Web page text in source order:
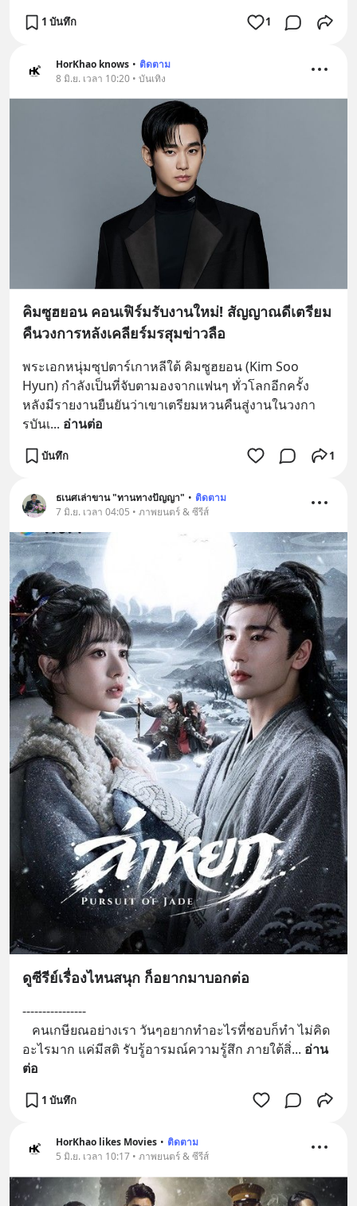
1 บันทึก 1
HorKhao knows • ติดตาม
8 มิ.ย. เวลา 10:20 • บันเทิง
คิมซูฮยอน คอนเฟิร์มรับงานใหม่! สัญญาณดีเตรียม
คืนวงการหลังเคลียร์มรสุมข่าวลือ
พระเอกหนุ่มซุปตาร์เกาหลีใต้ คิมซูฮยอน (Kim Soo
Hyun) กำลังเป็นที่จับตามองจากแฟนๆ ทั่วโลกอีกครั้ง
หลังมีรายงานยืนยันว่าเขาเตรียมหวนคืนสู่งานในวงกา
รบันเ... อ่านต่อ
บันทึก 1
ธเนศเล่าขาน "ทานทางปัญญา" • ติดตาม
7 มิ.ย. เวลา 04:05 • ภาพยนตร์ & ซีรีส์
ดูซีรีย์เรื่องไหนสนุก ก็อยากมาบอกต่อ
----------------
อะไรมาก แค่มีสติ รับรู้อารมณ์ความรู้สึก ภายใต้สิ่... อ่าน
ต่อ
1 บันทึก
HorKhao likes Movies • ติดตาม
5 มิ.ย. เวลา 10:17 • ภาพยนตร์ & ซีรีส์